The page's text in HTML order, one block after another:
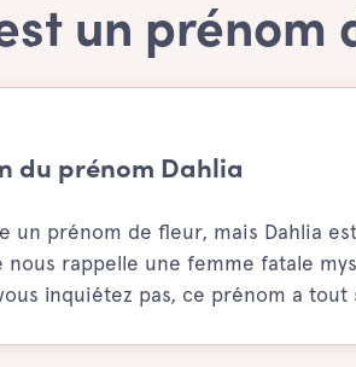
un prénom
du prénom Dahlia
un prénom de fleur, mais Dahlia
nous rappelle une femme fatale
inquiétez pas, ce prénom a